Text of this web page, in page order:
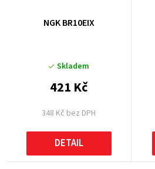
NGK BR10EIX
Skladem
348 Kč bez DPH
421 Kč
DETAIL